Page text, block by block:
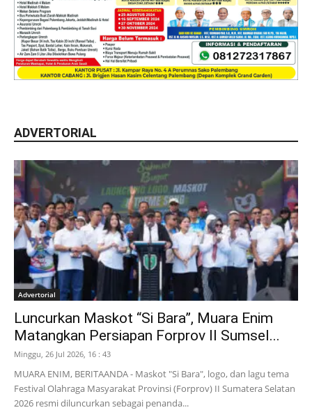
ADVERTORIAL
Advertorial
Luncurkan Maskot “Si Bara”, Muara Enim
Matangkan Persiapan Forprov II Sumsel...
Minggu, 26 Jul 2026, 16 : 43
MUARA ENIM, BERITAANDA - Maskot "Si Bara", logo, dan lagu tema
Festival Olahraga Masyarakat Provinsi (Forprov) II Sumatera Selatan
2026 resmi diluncurkan sebagai penanda...